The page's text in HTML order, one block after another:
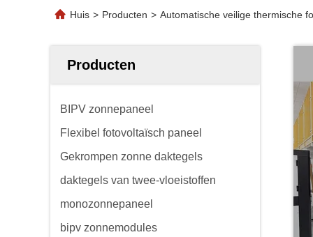
Huis > Producten > Automatische veilige thermische
Producten
BIPV zonnepaneel
Flexibel fotovoltaïsch paneel
Gekrompen zonne daktegels
daktegels van twee-vloeistoffen
monozonnepaneel
bipv zonnemodules